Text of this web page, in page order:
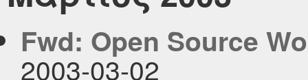
Fwd: Open Source
2003-03-02